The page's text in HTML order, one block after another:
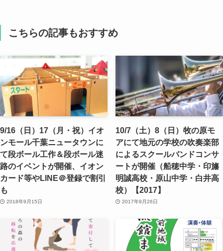
こちらの記事もおすすめ
9/16（日）17（月・祝）イオ
ンモール千葉ニュータウンに
て段ボール工作＆段ボール迷
路のイベントが開催、イオン
カード等やLINE＠登録で割引
も
2018年9月15日
10/7（土）8（日）牧の原モ
アにて地元の学校の吹奏楽部
によるスクールバンドコンサ
ートが開催（船穂中学・印旛
明誠高校・原山中学・白井高
校）【2017】
2017年9月26日